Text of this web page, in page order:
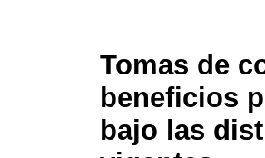
Tomas de
beneficios
bajo las